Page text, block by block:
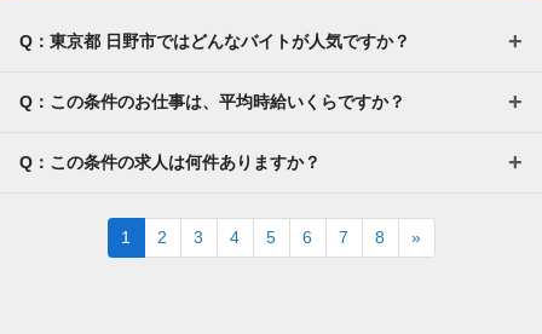
＜支給日＞
16時以降のお申込み⇒翌々営業日の銀行振込
別途全額支給
Q：東京都 日野市ではどんなバイトが人気ですか？
Q：この条件のお仕事は、平均時給いくらですか？
Q：この条件の求人は何件ありますか？
1 2 3 4 5 6 7 8 »Next